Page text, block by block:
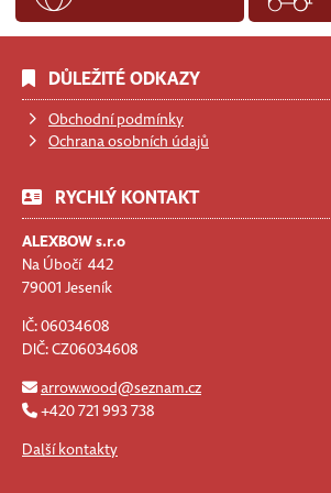
DŮLEŽITÉ ODKAZY
Obchodní podmínky
Ochrana osobních údajů
RYCHLÝ KONTAKT
ALEXBOW s.r.o
Na Úbočí 442
79001 Jeseník
IČ: 06034608
DIČ: CZ06034608
arrow.wood@seznam.cz
+420 721 993 738
Další kontakty